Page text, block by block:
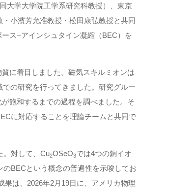
大学大学院工学系研究科教授）、東京
小濱芳允准教授・松田康弘教授と共同
ス−アインシュタイン凝縮（BEC）を
に着目しました。磁気スキルミオンは
の研究を行ってきました。研究グルー
飽和するまでの過程を調べました。そ
に対応することを理論チームと共同で
。対して、Cu2OSeO3では4つの銅イオ
BECという概念の普遍性を示唆してお
は、2026年2月19日に、アメリカ物理